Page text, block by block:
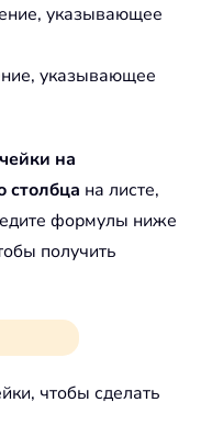
указывающее
указывающее
на
столбца на листе,
формулы ниже
получить
чтобы сделать